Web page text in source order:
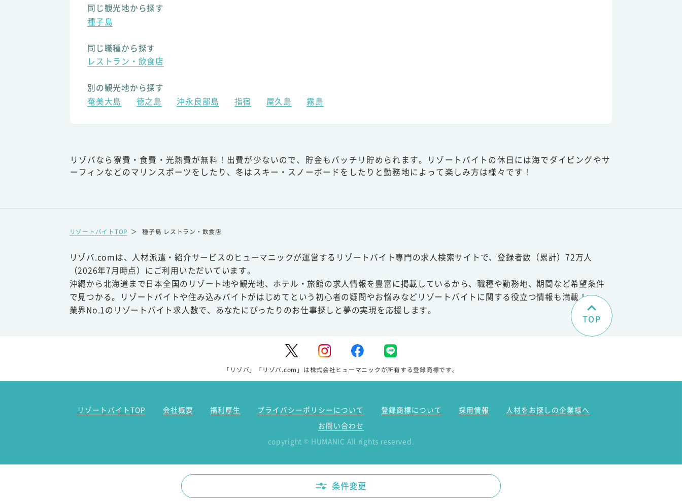
同じ観光地から探す
種子島
同じ職種から探す
レストラン・飲食店
別の観光地から探す
奄美大島
徳之島 沖永良部島 指宿 屋久島 霧島
リゾバなら寮費・食費・光熱費が無料！出費が少ないので、貯金もバッチリ貯められます。リゾートバイトの休日には海でダイビングやサ
ーフィンなどのマリンスポーツをしたり、冬はスキー・スノーボードをしたりと勤務地によって楽しみ方は様々です！
リゾートバイトTOP ＞ 種子島 レストラン・飲食店
リゾバ.comは、人材派遣・紹介サービスのヒューマニックが運営するリゾートバイト専門の求人検索サイトで、登録者数（累計）72万人
（2026年7月時点）にご利用いただいています。
沖縄から北海道まで日本全国のリゾート地や観光地、ホテル・旅館の求人情報を豊富に掲載しているから、職種や勤務地、期間など希望条件
で見つかる。リゾートバイトや住み込みバイトがはじめてという初心者の疑問やお悩みなどリゾートバイトに関する役立つ情報も満載！
業界No.1のリゾートバイト求人数で、あなたにぴったりのお仕事探しと夢の実現を応援します。
TOP
「リゾバ」「リゾバ.com」は株式会社ヒューマニックが所有する登録商標です。
リゾートバイトTOP 会社概要 福利厚生 プライバシーポリシーについて 登録商標について 採用情報
人材をお探しの企業様へ
お問い合わせ
copyright © HUMANIC All rights reserved.
条件変更